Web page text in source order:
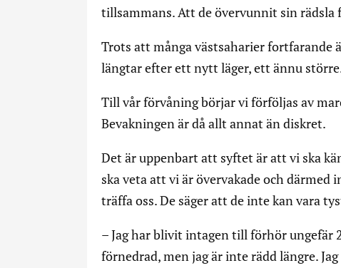
tillsammans. Att de övervunnit sin rädsla
Trots att många västsaharier fortfarande
längtar efter ett nytt läger, ett ännu
Till vår förvåning börjar vi förföljas av
Bevakningen är då allt annat än diskret.
Det är uppenbart att syftet är att vi ska
ska veta att vi är övervakade och därmed
träffa oss. De säger att de inte kan vara
– Jag har blivit intagen till förhör ungefär
förnedrad, men jag är inte rädd längre.